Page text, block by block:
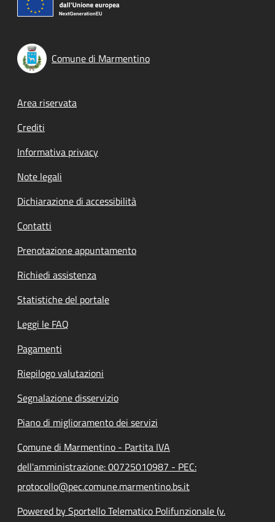
Comune di Marmentino
Footer menu
Area riservata
Crediti
Informativa privacy
Note legali
Dichiarazione di accessibilità
Contatti
Prenotazione appuntamento
Richiedi assistenza
Statistiche del portale
Leggi le FAQ
Pagamenti
Riepilogo valutazioni
Segnalazione disservizio
Piano di miglioramento dei servizi
Comune di Marmentino - Partita IVA
dell'amministrazione: 00725010987 - PEC:
protocollo@pec.comune.marmentino.bs.it
Powered by Sportello Telematico Polifunzionale (v.